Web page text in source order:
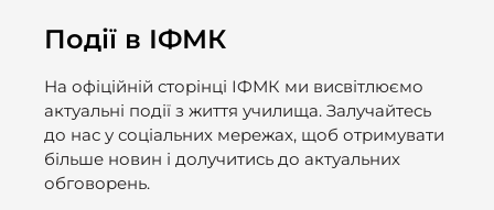
Події в ІФМК
На офіційній сторінці ІФМК ми висвітлюємо
актуальні події з життя училища. Залучайтесь
до нас у соціальних мережах, щоб отримувати
більше новин і долучитись до актуальних
обговорень.